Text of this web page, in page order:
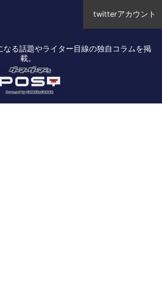
twitterアカウント
る話題やライター目線の独自コラムを掲
載。